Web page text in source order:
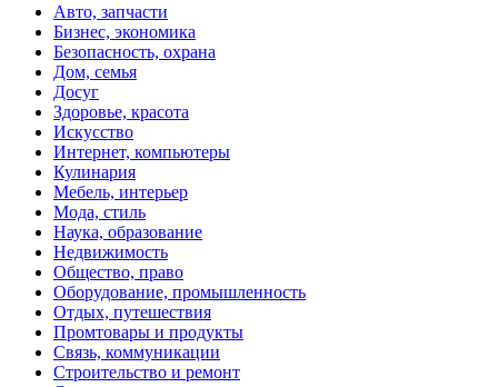
Авто, запчасти
Бизнес, экономика
Безопасность, охрана
Дом, семья
Досуг
Здоровье, красота
Искусство
Интернет, компьютеры
Кулинария
Мебель, интерьер
Мода, стиль
Наука, образование
Недвижимость
Общество, право
Оборудование, промышленность
Отдых, путешествия
Промтовары и продукты
Связь, коммуникации
Строительство и ремонт